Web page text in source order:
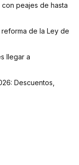
peajes de hasta
de la Ley de
llegar a
Descuentos,